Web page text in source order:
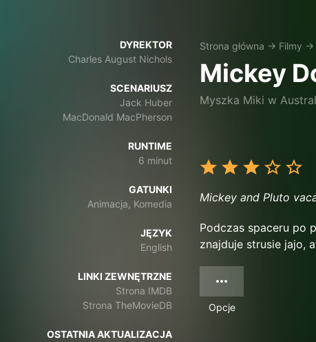
DYREKTOR
Charles August Nichols
SCENARIUSZ
Jack Huber
MacDonald MacPherson
RUNTIME
6 minut
GATUNKI
Animacja, Komedia
JĘZYK
English
LINKI ZEWNĘTRZNE
Strona IMDB
Strona TheMovieDB
OSTATNIA AKTUALIZACJA
Strona główna → Filmy →
Mickey
Myszka Miki w
Mickey and Pluto
Podczas spaceru po
znajduje strusie jajo,
Opcje